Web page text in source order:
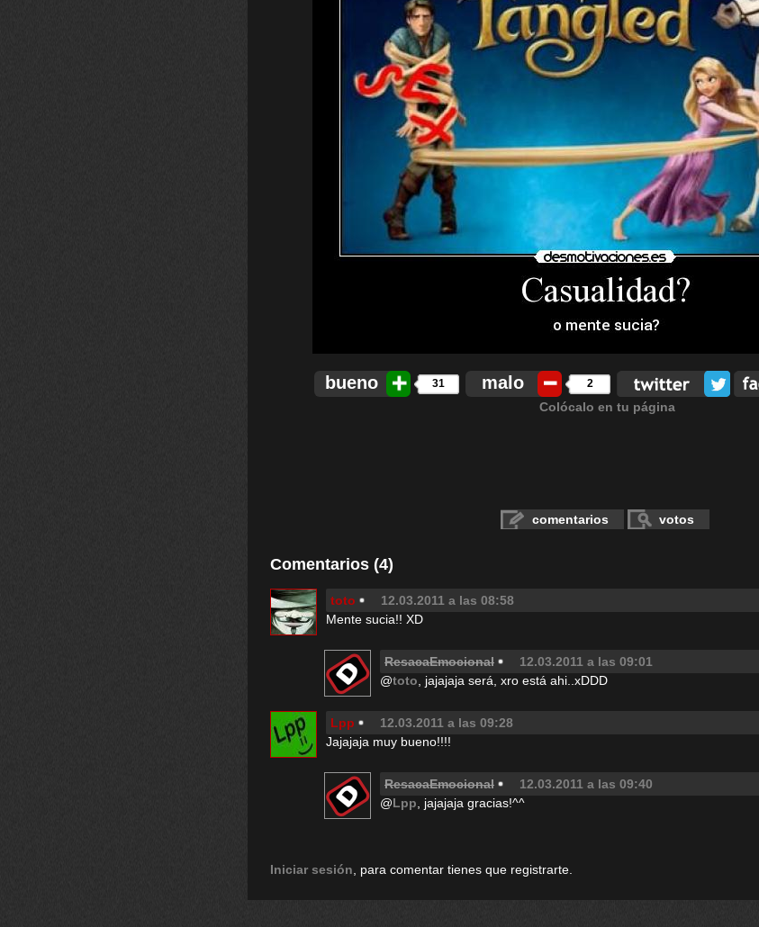
bueno 31 malo 2
Colócalo en tu página
comentarios votos
Comentarios (4)
toto 12.03.2011 a las 08:58
Mente sucia!! XD
ResacaEmocional 12.03.2011 a las 09:01
@toto , jajajaja será, xro está ahi..xDDD
Lpp 12.03.2011 a las 09:28
Jajajaja muy bueno!!!!
ResacaEmocional 12.03.2011 a las 09:40
@Lpp , jajajaja gracias!^^
Iniciar sesión , para comentar tienes que registrarte.